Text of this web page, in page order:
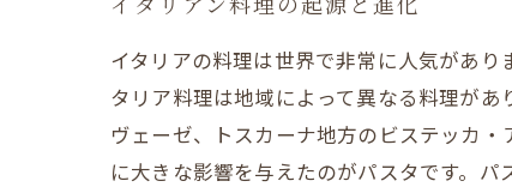
イタリアの料理は世界で非常に人気があ
タリア料理は地域によって異なる料理が
ヴェーゼ、トスカーナ地方のビステッカ
に大きな影響を与えたのがパスタです。